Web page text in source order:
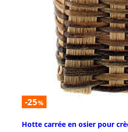
-25%
Hotte carrée en osier pour